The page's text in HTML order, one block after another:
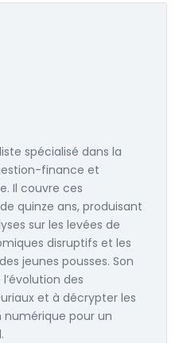
spécialisé dans la
finance et
Il couvre ces
quinze ans, produisant
sur les levées de
disruptifs et les
jeunes pousses. Son
des
et à décrypter les
pour un